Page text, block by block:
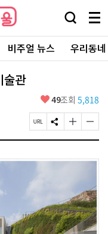
검
창
열
기
메
뉴
전
체
보
비주얼 뉴스 우리동
술관
좋
요
49조회 5,818
페
이
U
S
N
공
글
자
기
경
하
기
글
자
기
변
경
하
기